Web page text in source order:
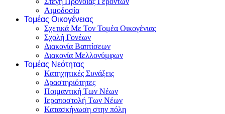
Αιμοδοσία
Τομέας Οικογένειας
Σχετικά Με Τον Τομέα Οικογένιας
Σχολή Γονέων
Διακονία Βαπτίσεων
Διακονία Μελλονύμφων
Τομέας Νεότητας
Κατηχητικές Συνάξεις
Δραστηριότητες
Ποιμαντική Των Νέων
Ιεραποστολή Των Νέων
Κατασκήνωση στην πόλη